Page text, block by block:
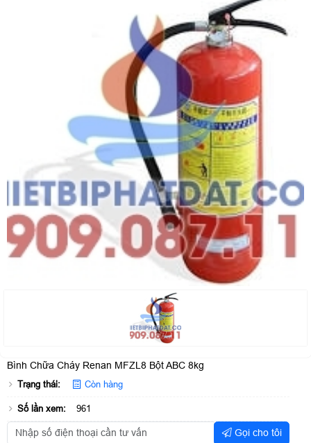
Bình Chữa Cháy Renan MFZL8 Bột ABC 8kg
Trạng thái: Còn hàng
Số lần xem: 961
Gọi cho tôi